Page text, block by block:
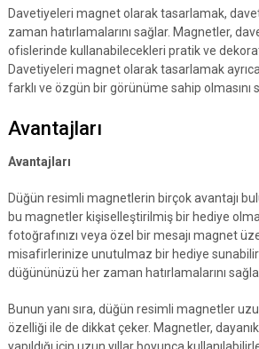
Davetiyeleri magnet olarak tasarlamak,
zaman hatırlamalarını sağlar. Magnetler,
ofislerinde kullanabilecekleri pratik ve
Davetiyeleri magnet olarak tasarlamak
farklı ve özgün bir görünüme sahip olmasını
Avantajları
Avantajları
Düğün resimli magnetlerin birçok avantajı
bu magnetler kişiselleştirilmiş bir hediye
fotoğrafınızı veya özel bir mesajı magnet
misafirlerinize unutulmaz bir hediye
düğününüzü her zaman hatırlamalarını
Bunun yanı sıra, düğün resimli magnetler
özelliği ile de dikkat çeker. Magnetler,